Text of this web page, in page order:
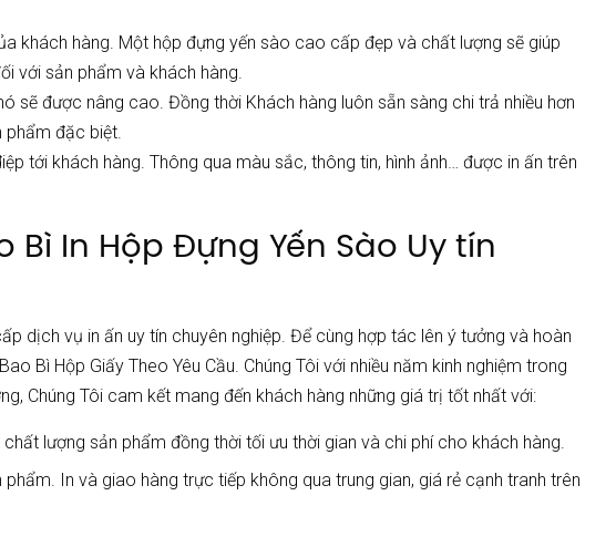
khách hàng. Một hộp đựng yến sào cao cấp đẹp và chất lượng sẽ giúp
với sản phẩm và khách hàng.
được nâng cao. Đồng thời Khách hàng luôn sẵn sàng chi trả nhiều hơn
phẩm đặc biệt.
tới khách hàng. Thông qua màu sắc, thông tin, hình ảnh… được in ấn trên
Bì In Hộp Đựng Yến Sào Uy tín
dịch vụ in ấn uy tín chuyên nghiệp. Để cùng hợp tác lên ý tưởng và hoàn
Bì Hộp Giấy Theo Yêu Cầu. Chúng Tôi với nhiều năm kinh nghiệm trong
Chúng Tôi cam kết mang đến khách hàng những giá trị tốt nhất với:
lượng sản phẩm đồng thời tối ưu thời gian và chi phí cho khách hàng.
In và giao hàng trực tiếp không qua trung gian, giá rẻ cạnh tranh trên